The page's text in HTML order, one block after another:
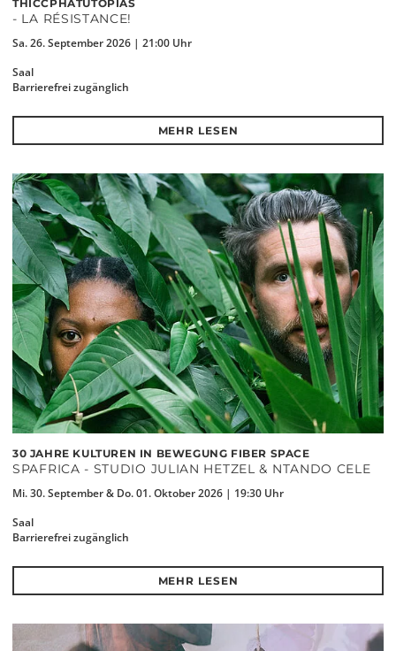
THICCPHATUTOPIAS
- LA RÉSISTANCE!
Sa. 26. September 2026 | 21:00 Uhr
Saal
Barrierefrei zugänglich
MEHR LESEN
30 JAHRE KULTUREN IN BEWEGUNG FIBER SPACE
SPAFRICA - STUDIO JULIAN HETZEL & NTANDO CELE
Mi. 30. September & Do. 01. Oktober 2026 | 19:30 Uhr
Saal
Barrierefrei zugänglich
MEHR LESEN